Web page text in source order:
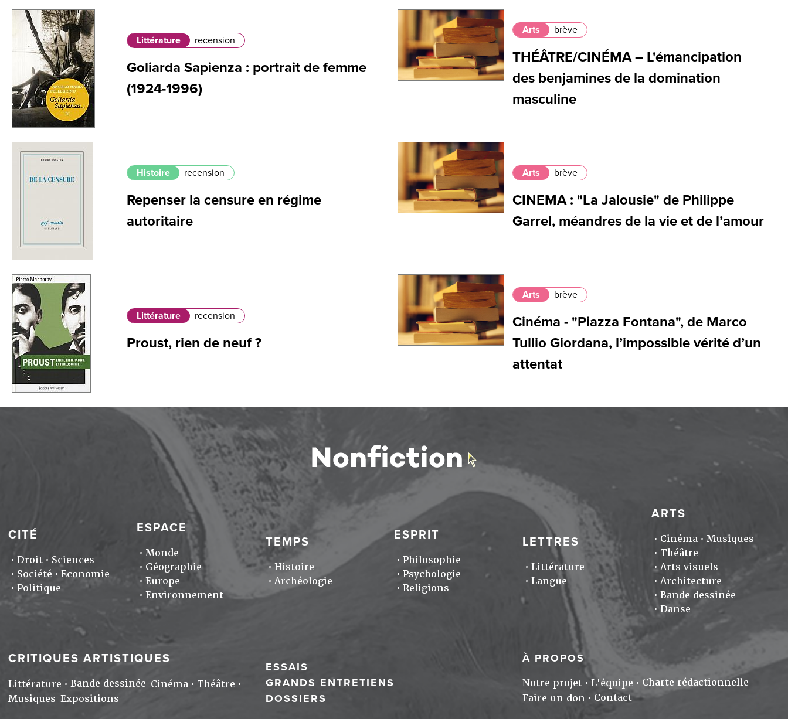
Littérature recension
Goliarda Sapienza : portrait de femme
(1924-1996)
Arts brève
THÉÂTRE/CINÉMA – L'émancipation
des benjamines de la domination
masculine
Histoire recension
Repenser la censure en régime
autoritaire
Arts brève
CINEMA : "La Jalousie" de Philippe
Garrel, méandres de la vie et de l’amour
Littérature recension
Proust, rien de neuf ?
Arts brève
Cinéma - "Piazza Fontana", de Marco
Tullio Giordana, l’impossible vérité d’un
attentat
CITÉ
Droit
Sciences
Société
Economie
Politique
ESPACE
Monde
Géographie
Europe
Environnement
TEMPS
Histoire
Archéologie
ESPRIT
Philosophie
Psychologie
Religions
LETTRES
Littérature
Langue
ARTS
Cinéma
Musiques
Théâtre
Arts visuels
Architecture
Bande dessinée
Danse
CRITIQUES ARTISTIQUES
Littérature Bande dessinée Cinéma
Théâtre
Musiques Expositions
ESSAIS
GRANDS ENTRETIENS
DOSSIERS
À PROPOS
Notre projet L'équipe
Charte rédactionnelle
Faire un don
Contact